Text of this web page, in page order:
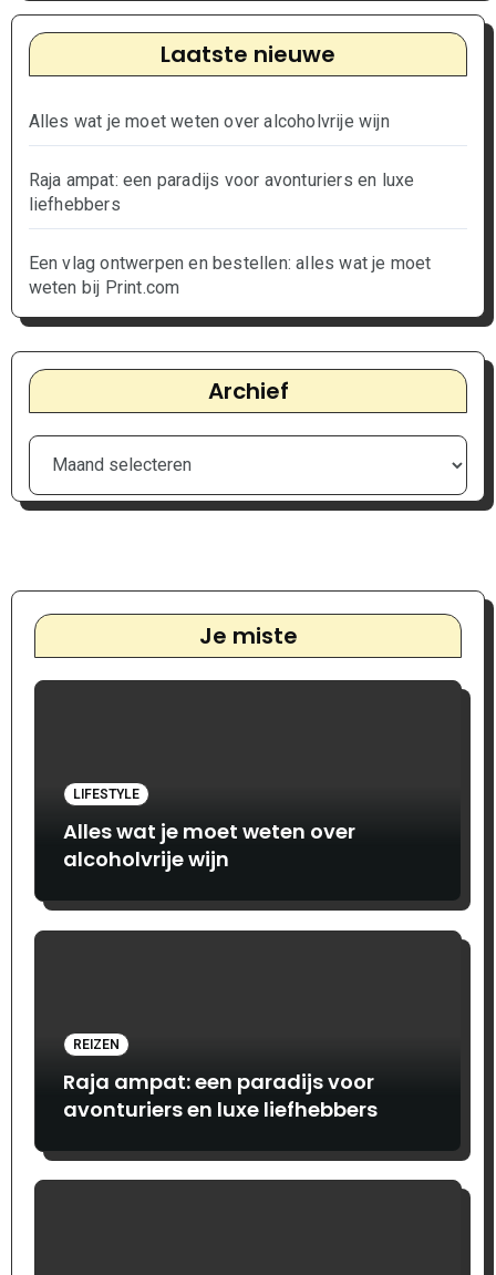
Laatste nieuwe
Alles wat je moet weten over alcoholvrije wijn
Raja ampat: een paradijs voor avonturiers en luxe
liefhebbers
Een vlag ontwerpen en bestellen: alles wat je moet
weten bij Print.com
Archief
Je miste
LIFESTYLE
Alles wat je moet weten over
alcoholvrije wijn
REIZEN
Raja ampat: een paradijs voor
avonturiers en luxe liefhebbers